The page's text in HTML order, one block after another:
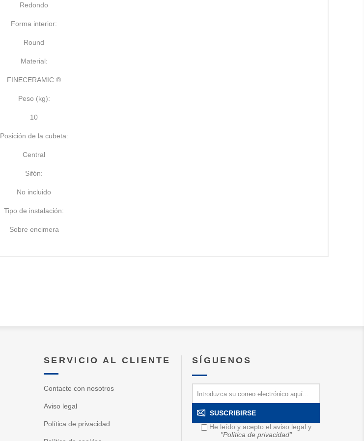
Redondo
Forma interior:
Round
Material:
FINECERAMIC ®
Peso (kg):
10
Posición de la cubeta:
Central
Sifón:
No incluido
Tipo de instalación:
Sobre encimera
SERVICIO AL CLIENTE
Contacte con nosotros
Aviso legal
Política de privacidad
SÍGUENOS
SUSCRIBIRSE
He leído y acepto el aviso legal y
"Política de privacidad"